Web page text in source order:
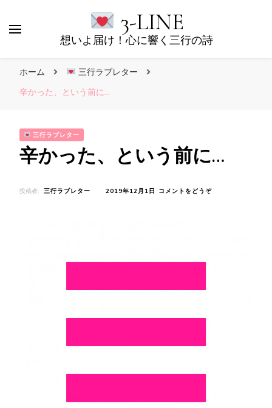
3-LINE
想いよ届け！心に響く三行の詩
ホーム
三行ラブレター
辛かった、という前に…
三行ラブレター
辛かった、という前に…
投稿者: 三行ラブレター 2019年12月1日 コメントをどうぞ(辛